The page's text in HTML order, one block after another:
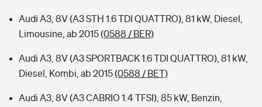
Audi A3, 8V (A3 STH 1.6 TDI QUATTRO), 81 kW, Diesel,
Limousine, ab 2015(0588 / BER)
Audi A3, 8V (A3 SPORTBACK 1.6 TDI QUATTRO), 81 kW,
Diesel, Kombi, ab 2015(0588 / BET)
Audi A3, 8V (A3 CABRIO 1.4 TFSI), 85 kW, Benzin,